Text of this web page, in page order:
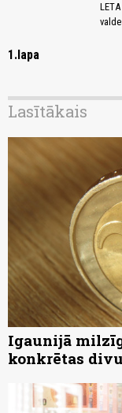
1.lapa
Lasītākais
Igaunijā
konkrētas